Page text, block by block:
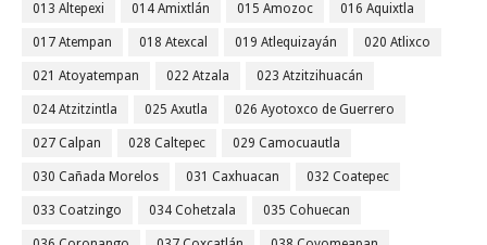
013 Altepexi 014 Amixtlán 015 Amozoc 016 Aquixtla
017 Atempan 018 Atexcal 019 Atlequizayán 020 Atlixco
021 Atoyatempan 022 Atzala 023 Atzitzihuacán
024 Atzitzintla 025 Axutla 026 Ayotoxco de Guerrero
027 Calpan 028 Caltepec 029 Camocuautla
030 Cañada Morelos 031 Caxhuacan 032 Coatepec
033 Coatzingo 034 Cohetzala 035 Cohuecan